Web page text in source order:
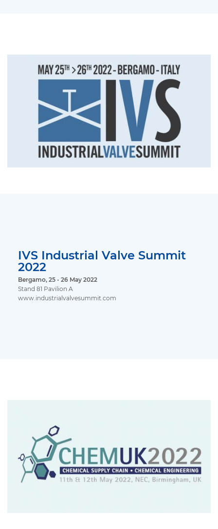
IVS Industrial Valve Summit
2022
Bergamo, 25 - 26 May 2022
Stand 81 Pavilion A
www.industrialvalvesummit.com